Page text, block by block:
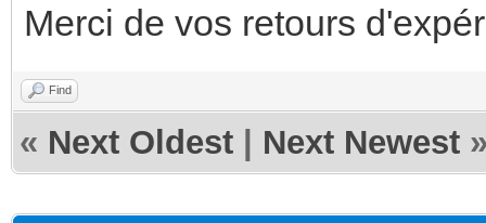
Merci de vos retours
Find
« Next Oldest Next Newest